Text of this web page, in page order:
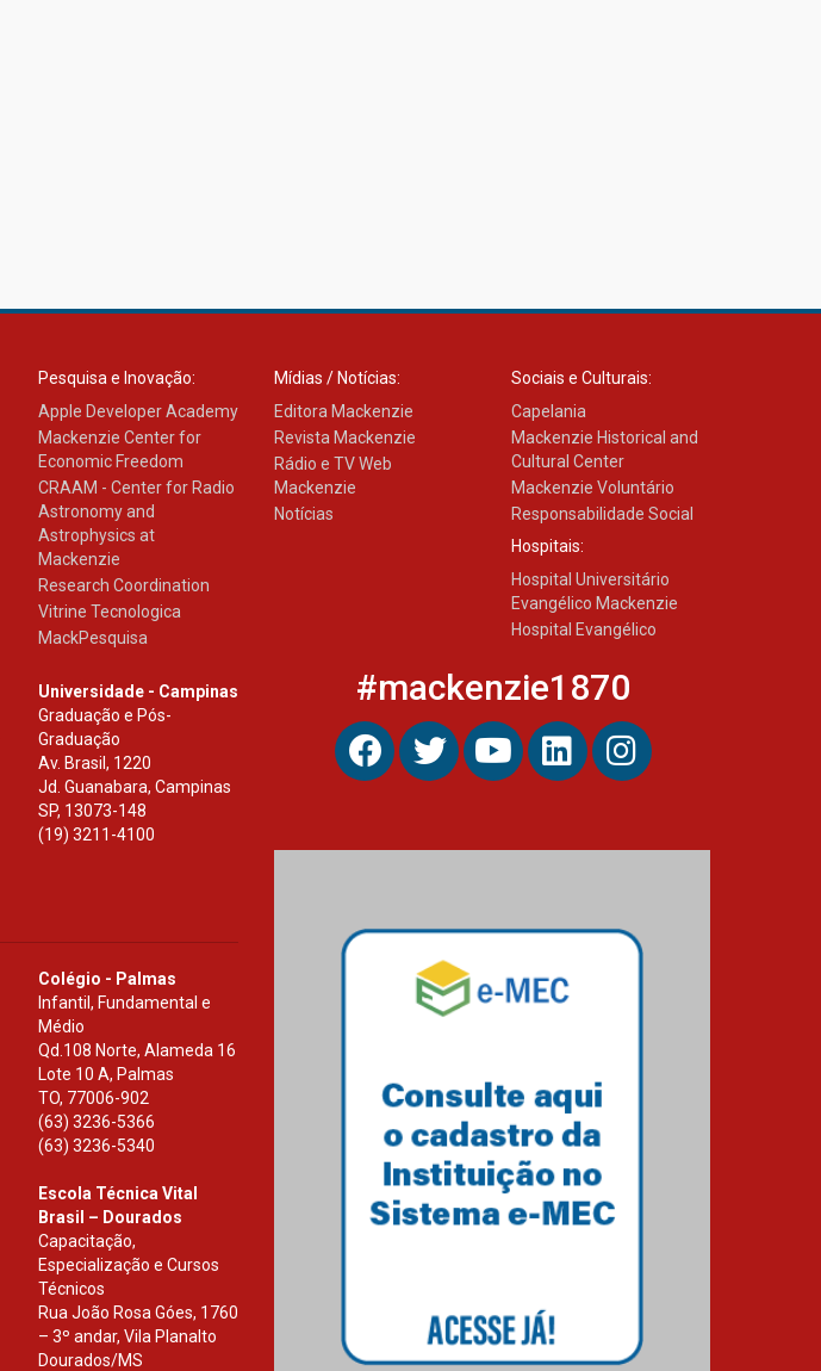
Pesquisa e Inovação:
Apple Developer Academy
Mackenzie Center for
Economic Freedom
CRAAM - Center for Radio
Astronomy and
Astrophysics at
Mackenzie
Research Coordination
Vitrine Tecnologica
MackPesquisa
Mídias / Notícias:
Editora Mackenzie
Revista Mackenzie
Rádio e TV Web
Mackenzie
Notícias
Sociais e Culturais:
Capelania
Mackenzie Historical and
Cultural Center
Mackenzie Voluntário
Responsabilidade Social
Hospitais:
Hospital Universitário
Evangélico Mackenzie
Hospital Evangélico
Universidade - Campinas
Graduação e Pós-
Graduação
Av. Brasil, 1220
Jd. Guanabara, Campinas
SP, 13073-148
(19) 3211-4100
Colégio - Palmas
Infantil, Fundamental e
Médio
Qd.108 Norte, Alameda 16
Lote 10 A, Palmas
TO, 77006-902
(63) 3236-5366
(63) 3236-5340
Escola Técnica Vital
Brasil – Dourados
Capacitação,
Especialização e Cursos
Técnicos
Rua João Rosa Góes, 1760
– 3º andar, Vila Planalto
Dourados/MS
#mackenzie1870